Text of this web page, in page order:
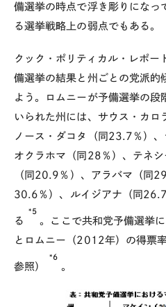
備選挙の時点で浮き彫りになっ
る選挙戦略上の弱点でもある。
クック・ポリティカル・レポー
備選挙の結果と州ごとの党派的
よう。ロムニーが予備選挙の段
いられた州には、サウス・カロ
ノース・ダコタ（同23.7％）
オクラホマ（同28％）、テネ
（同20.9％）、アラバマ（同
30.6％）、ルイジアナ（同
る
*5
。ここで共和党予備選挙
とロムニー（2012年）の得票
参照）
*6
。